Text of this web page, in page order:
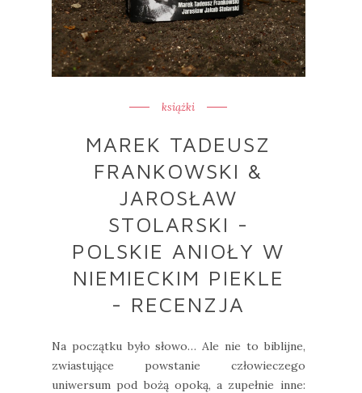
książki
MAREK TADEUSZ
FRANKOWSKI &
JAROSŁAW
STOLARSKI -
POLSKIE ANIOŁY W
NIEMIECKIM PIEKLE
- RECENZJA
Na początku było słowo… Ale nie to biblijne,
zwiastujące powstanie człowieczego
uniwersum pod bożą opoką, a zupełnie inne: